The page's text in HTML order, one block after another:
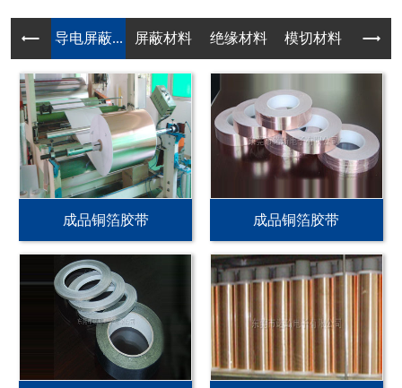
导电屏蔽... 屏蔽材料 绝缘材料 模切材料
成品铜箔胶带 成品铜箔胶带